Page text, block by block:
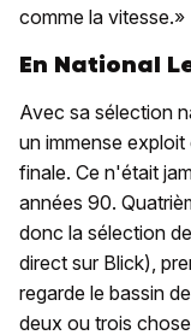
comme la vitesse.»
En National
Avec sa sélection
un immense
finale. Ce n'était
années 90.
donc la sélection
direct sur Blick),
regarde le bassin
deux ou trois